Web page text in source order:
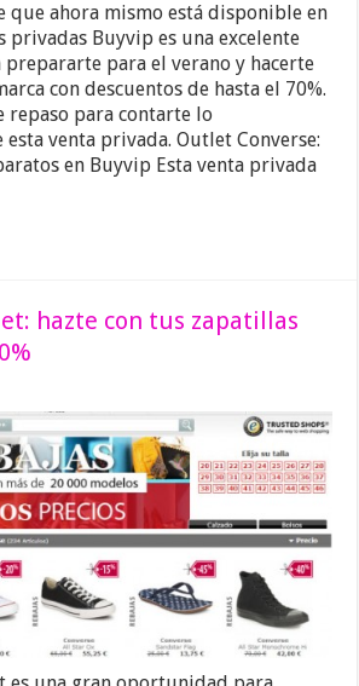
que ahora mismo está disponible en
privadas Buyvip es una excelente
para el verano y hacerte
con descuentos de hasta el 70%.
repaso para contarte lo
venta privada. Outlet Converse:
en Buyvip Esta venta privada
hazte con tus zapatillas